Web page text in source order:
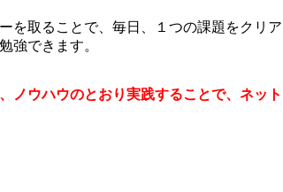
を取ることで、毎日、１つの課題をクリア
強できます。
ノウハウのとおり実践することで、ネット